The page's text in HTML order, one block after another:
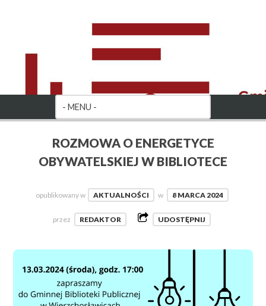
ROZMOWA O ENERGETYCE
OBYWATELSKIEJ W BIBLIOTECE
opublikowany w AKTUALNOŚCI w 8 MARCA 2024
przez REDAKTOR UDOSTĘPNIJ